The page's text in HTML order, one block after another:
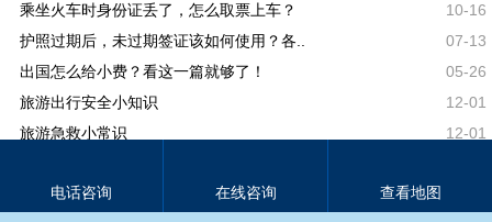
乘坐火车时身份证丢了，怎么取票上车？
10-16
护照过期后，未过期签证该如何使用？各..
07-13
出国怎么给小费？看这一篇就够了！
05-26
旅游出行安全小知识
12-01
旅游急救小常识
12-01
冬季出游小贴士
电话咨询 在线咨询 查看地图